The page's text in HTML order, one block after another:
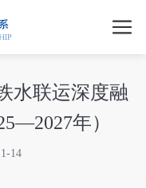
水联运深度融
年）
14